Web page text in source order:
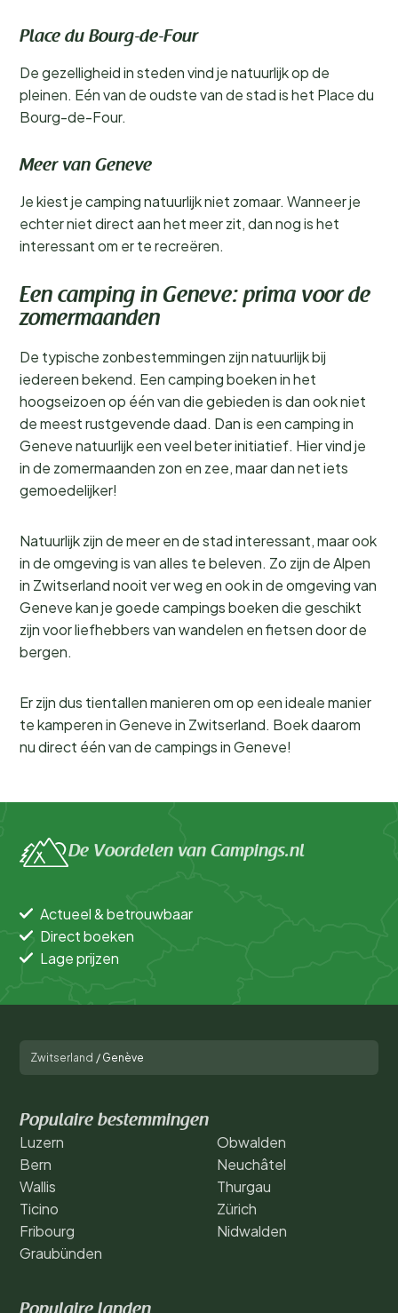
Place du Bourg-de-Four
De gezelligheid in steden vind je natuurlijk op de
pleinen. Eén van de oudste van de stad is het Place du
Bourg-de-Four.
Meer van Geneve
Je kiest je camping natuurlijk niet zomaar. Wanneer je
echter niet direct aan het meer zit, dan nog is het
interessant om er te recreëren.
Een camping in Geneve: prima voor de
zomermaanden
De typische zonbestemmingen zijn natuurlijk bij
iedereen bekend. Een camping boeken in het
hoogseizoen op één van die gebieden is dan ook niet
de meest rustgevende daad. Dan is een camping in
Geneve natuurlijk een veel beter initiatief. Hier vind je
in de zomermaanden zon en zee, maar dan net iets
gemoedelijker!
Natuurlijk zijn de meer en de stad interessant, maar ook
in de omgeving is van alles te beleven. Zo zijn de Alpen
in Zwitserland nooit ver weg en ook in de omgeving van
Geneve kan je goede campings boeken die geschikt
zijn voor liefhebbers van wandelen en fietsen door de
bergen.
Er zijn dus tientallen manieren om op een ideale manier
te kamperen in Geneve in Zwitserland. Boek daarom
nu direct één van de campings in Geneve!
De Voordelen van Campings.nl
Actueel & betrouwbaar
Direct boeken
Lage prijzen
Zwitserland / Genève
Populaire bestemmingen
Luzern
Bern
Wallis
Ticino
Fribourg
Graubünden
Obwalden
Neuchâtel
Thurgau
Zürich
Nidwalden